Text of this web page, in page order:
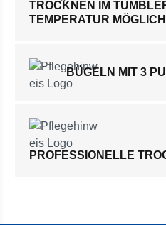
TROCKNEN IM
TEMPERATUR MÖGLICH
BÜGELN MIT 3
PROFESSIONELLE